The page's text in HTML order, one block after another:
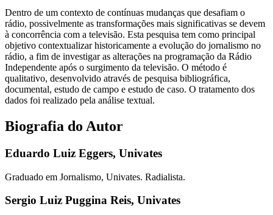
Dentro de um contexto de contínuas mudanças que desafiam o
rádio, possivelmente as transformações mais significativas se devem
à concorrência com a televisão. Esta pesquisa tem como principal
objetivo contextualizar historicamente a evolução do jornalismo no
rádio, a fim de investigar as alterações na programação da Rádio
Independente após o surgimento da televisão. O método é
qualitativo, desenvolvido através de pesquisa bibliográfica,
documental, estudo de campo e estudo de caso. O tratamento dos
dados foi realizado pela análise textual.
Biografia do Autor
Eduardo Luiz Eggers, Univates
Graduado em Jornalismo, Univates. Radialista.
Sergio Luiz Puggina Reis, Univates